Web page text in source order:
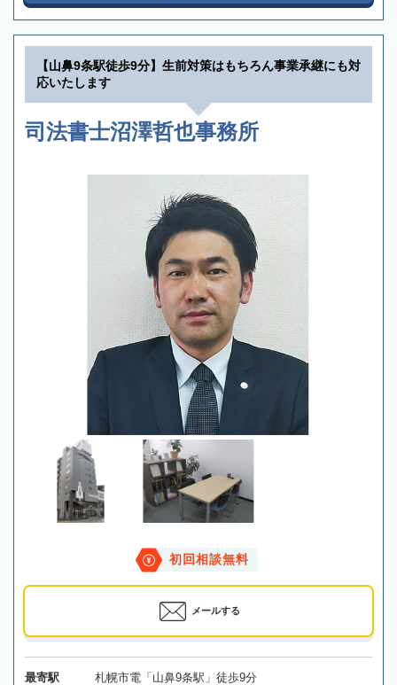
【山鼻9条駅徒歩9分】生前対策はもちろん事業承継にも対
応いたします
司法書士沼澤哲也事務所
初回相談無料
メールする
最寄駅 札幌市電「山鼻9条駅」徒歩9分